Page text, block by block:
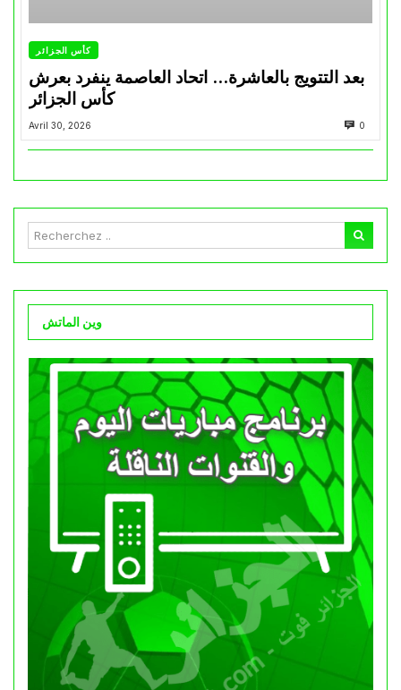
كأس الجزائر
بعد التتويج بالعاشرة… اتحاد العاصمة ينفرد بعرش
كأس الجزائر
Avril 30, 2026 0
وين الماتش